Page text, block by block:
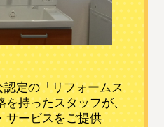
定の「リフォームス
を持ったスタッフが、
サービスをご提供